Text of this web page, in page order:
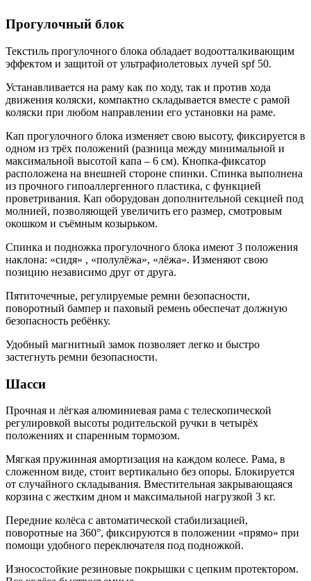
Прогулочный блок
Текстиль прогулочного блока обладает водоотталкивающим
эффектом и защитой от ультрафиолетовых лучей spf 50.
Устанавливается на раму как по ходу, так и против хода
движения коляски, компактно складывается вместе с рамой
коляски при любом направлении его установки на раме.
Кап прогулочного блока изменяет свою высоту, фиксируется в
одном из трёх положений (разница между минимальной и
максимальной высотой капа – 6 см). Кнопка-фиксатор
расположена на внешней стороне спинки. Спинка выполнена
из прочного гипоаллергенного пластика, с функцией
проветривания. Кап оборудован дополнительной секцией под
молнией, позволяющей увеличить его размер, смотровым
окошком и съёмным козырьком.
Спинка и подножка прогулочного блока имеют 3 положения
наклона: «сидя» , «полулёжа», «лёжа». Изменяют свою
позицию независимо друг от друга.
Пятиточечные, регулируемые ремни безопасности,
поворотный бампер и паховый ремень обеспечат должную
безопасность ребёнку.
Удобный магнитный замок позволяет легко и быстро
застегнуть ремни безопасности.
Шасси
Прочная и лёгкая алюминиевая рама с телескопической
регулировкой высоты родительской ручки в четырёх
положениях и спаренным тормозом.
Мягкая пружинная амортизация на каждом колесе. Рама, в
сложенном виде, стоит вертикально без опоры. Блокируется
от случайного складывания. Вместительная закрывающаяся
корзина с жестким дном и максимальной нагрузкой 3 кг.
Передние колёса с автоматической стабилизацией,
поворотные на 360°, фиксируются в положении «прямо» при
помощи удобного переключателя под подножкой.
Износостойкие резиновые покрышки с цепким протектором.